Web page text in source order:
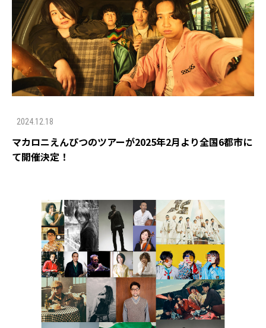
2024.12.18
マカロニえんぴつのツアーが2025年2月より全国6都市に
て開催決定！